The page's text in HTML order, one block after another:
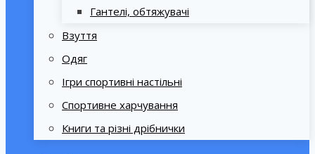
Гантелі, обтяжувачі
Взуття
Одяг
Ігри спортивні настільні
Спортивне харчування
Книги та різні дрібнички